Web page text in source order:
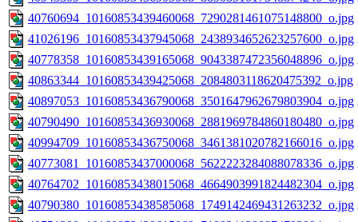
40760694_10160853439460068_7290281461075148800_o.jpg
41026196_10160853437945068_2438934652623257600_o.jpg
40778358_10160853439165068_9043387472356048896_o.jpg
40863344_10160853439425068_2084803118620475392_o.jpg
40897053_10160853436790068_3501647962679803904_o.jpg
40790490_10160853436930068_2881969784860180480_o.jpg
40994709_10160853436750068_3461381020782166016_o.jpg
40773081_10160853437000068_5622223284088078336_o.jpg
40764702_10160853438015068_4664903991824482304_o.jpg
40790380_10160853438585068_1749142469431263232_o.jpg